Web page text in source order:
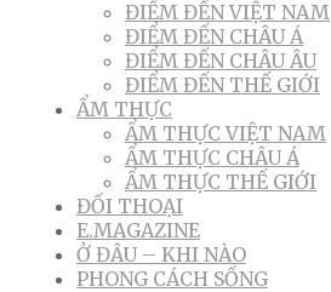
ĐIỂM ĐẾN VIỆT NAM
ĐIỂM ĐẾN CHÂU Á
ĐIỂM ĐẾN CHÂU ÂU
ĐIỂM ĐẾN THẾ GIỚI
ẨM THỰC
ẨM THỰC VIỆT NAM
ẨM THỰC CHÂU Á
ẨM THỰC THẾ GIỚI
ĐỐI THOẠI
E.MAGAZINE
Ở ĐÂU – KHI NÀO
PHONG CÁCH SỐNG